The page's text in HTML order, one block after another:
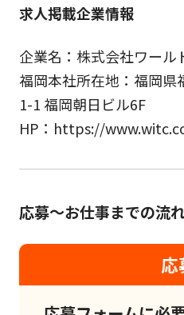
求人掲載企業情報
企業名：株式会社ワール
福岡本社所在地：福岡
1-1 福岡朝日ビル6F
HP：https://
応募～お仕事までの流
応